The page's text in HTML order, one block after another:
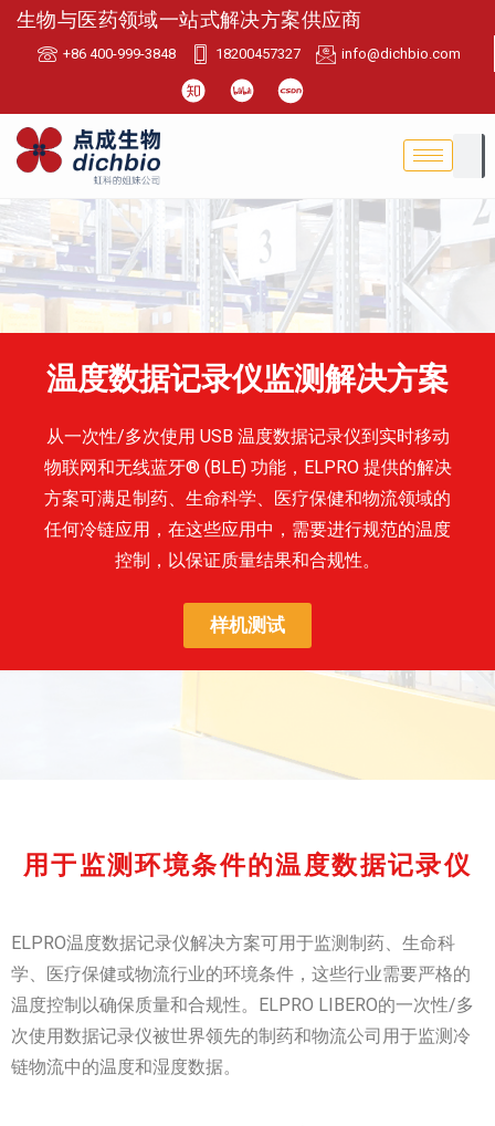
生物与医药领域一站式解决方案供应商
+86 400-999-3848 18200457327 info@dichbio.com
温度数据记录仪监测解决方案
从一次性/多次使用 USB 温度数据记录仪到实时移动
物联网和无线蓝牙® (BLE) 功能，ELPRO 提供的解决
方案可满足制药、生命科学、医疗保健和物流领域的
任何冷链应用，在这些应用中，需要进行规范的温度
控制，以保证质量结果和合规性。
样机测试
用于监测环境条件的温度数据记录仪
ELPRO温度数据记录仪解决方案可用于监测制药、生命科
学、医疗保健或物流行业的环境条件，这些行业需要严格的
温度控制以确保质量和合规性。ELPRO LIBERO的一次性/多
次使用数据记录仪被世界领先的制药和物流公司用于监测冷
链物流中的温度和湿度数据。